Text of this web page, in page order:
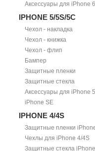
Аксессуары для iPhone
IPHONE 5/5S/5С
Чехол - накладка
Чехол - книжка
Чехол - флип
Бампер
Защитные пленки
Защитные стекла
Аксессуары для iPhone
iPhone SE
IPHONE 4/4S
Защитные пленки
Чехлы для iPhone 4/4S
Защитные стекла